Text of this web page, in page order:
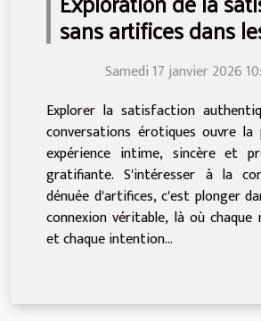
sans artifices dans
conversations
Samedi 17 janvier 2026
Explorer la satisfaction
conversations érotiques ouvre
expérience intime, sincère et
gratifiante. S'intéresser à la
dénuée d'artifices, c'est plonger
connexion véritable, là où
et chaque intention...